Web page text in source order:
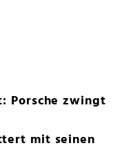
Porsche zwingt
mit seinen